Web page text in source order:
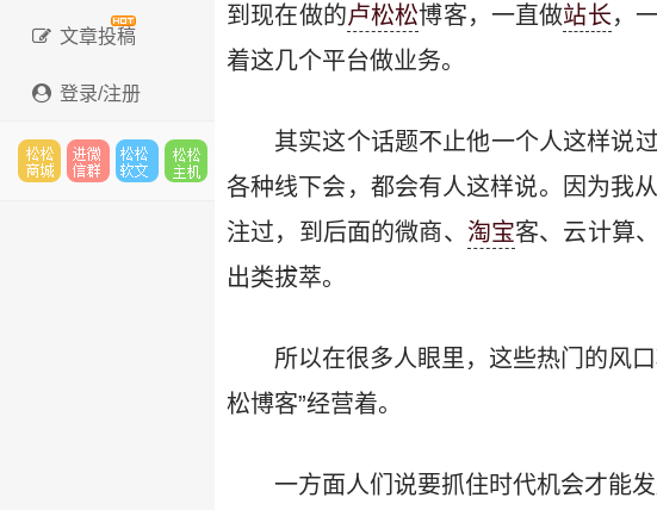
文章投稿
登录/注册
到现在做的卢松松博客，一直做站长，
着这几个平台做业务。
其实这个话题不止他一个人这样说
各种线下会，都会有人这样说。因为我
注过，到后面的微商、 淘宝客、云计算
出类拔萃。
所以在很多人眼里，这些热门的风
松博客”经营着。
一方面人们说要抓住时代机会才能